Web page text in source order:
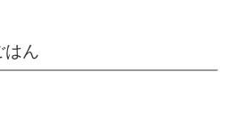
はん